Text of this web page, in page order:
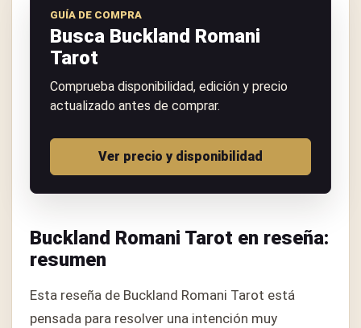
GUÍA DE COMPRA
Busca Buckland Romani
Tarot
Comprueba disponibilidad, edición y precio
actualizado antes de comprar.
Ver precio y disponibilidad
Buckland Romani Tarot en reseña:
resumen
Esta reseña de Buckland Romani Tarot está
pensada para resolver una intención muy